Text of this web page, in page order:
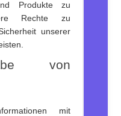
Produkte zu
Rechte zu
unserer
von
mit